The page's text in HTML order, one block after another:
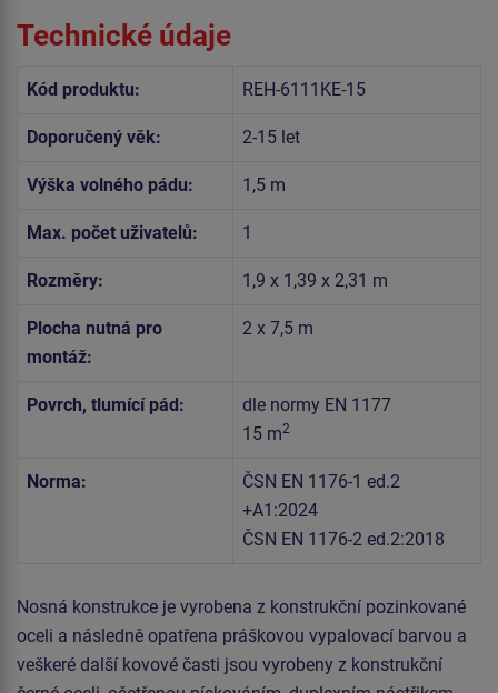
Technické údaje
Kód produktu: REH-6111KE-15
Doporučený věk: 2-15 let
Výška volného pádu: 1,5 m
Max. počet uživatelů: 1
Rozměry: 1,9 x 1,39 x 2,31 m
Plocha nutná pro
montáž:
2 x 7,5 m
Povrch, tlumící pád:
dle normy EN 1177
15 m2
Norma:
ČSN EN 1176-1 ed.2
+A1:2024
ČSN EN 1176-2 ed.2:2018
Nosná konstrukce je vyrobena z konstrukční pozinkované
oceli a následně opatřena práškovou vypalovací barvou a
veškeré další kovové časti jsou vyrobeny z konstrukční